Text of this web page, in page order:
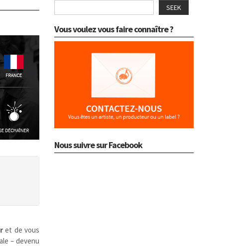
et de vous
– devenu
SEEK
Vous voulez vous faire connaître ?
Nous suivre sur Facebook